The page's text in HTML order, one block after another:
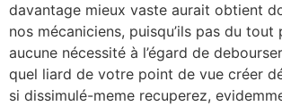
davantage mieux vaste aurait obtient
nos mécaniciens, puisqu’ils pas du tout
aucune nécessité à l’égard de
quel liard de votre point de vue créer
si dissimulé-meme recuperez,